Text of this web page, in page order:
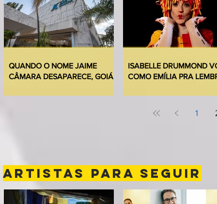
QUANDO O NOME JAIME
CÂMARA DESAPARECE, GOIÁS
PRÓPRIA HISTÓRIA
ISABELLE DRUMMOND
COMO EMÍLIA PRA
“SÍTIO”
1
ARTISTAS PARA SEGUIR